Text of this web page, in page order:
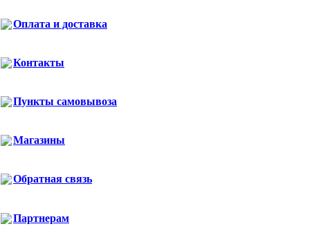
Оплата и доставка
Контакты
Пункты самовывоза
Магазины
Обратная связь
Партнерам